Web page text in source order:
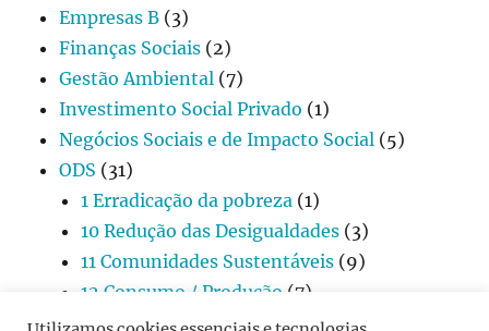
Empresas B (3)
Finanças Sociais (2)
Gestão Ambiental (7)
Investimento Social Privado (1)
Negócios Sociais e de Impacto Social (5)
ODS (31)
1 Erradicação da pobreza (1)
10 Redução das Desigualdades (3)
11 Comunidades Sustentáveis (9)
12 Consumo / Produção (7)
13 Mudança do clima(1)